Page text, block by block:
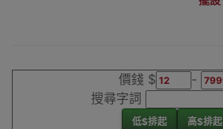
價錢 $
-
搜尋字詞
低$排起 高$排起